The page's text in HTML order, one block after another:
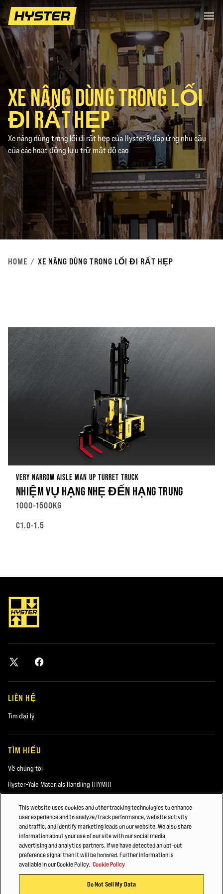
XE NÂNG DÙNG TRONG LỐI
ĐI RẤT HẸP
Xe nâng dùng trong lối đi rất hẹp của Hyster® đáp ứng nhu cầu
của các hoạt động lưu trữ mật độ cao
HOME XE NÂNG DÙNG TRONG LỐI ĐI RẤT HẸP
VERY NARROW AISLE MAN UP TURRET TRUCK
NHIỆM VỤ HẠNG NHẸ ĐẾN HẠNG TRUNG
1000-1500KG
C1.0-1.5
LIÊN HỆ
Tìm đại lý
TÌM HIỂU
Về chúng tôi
Hyster-Yale Materials Handling (HYMH)
VIỆC LÀM
Việc làm
©2026 Hyster-Yale Materials Handling, Inc. Bảo lưu mọi quyền.
This website uses cookies and other tracking technologies to enhance
user experience and to analyze/track performance, website activity
and traffic, and identify marketing leads on our website. We also share
information about your use of our site with our social media,
advertising and analytics partners. If we have detected an opt-out
preference signal then it will be honored. Further information is
available in our Cookie Policy. Cookie Policy
Do Not Sell My Data